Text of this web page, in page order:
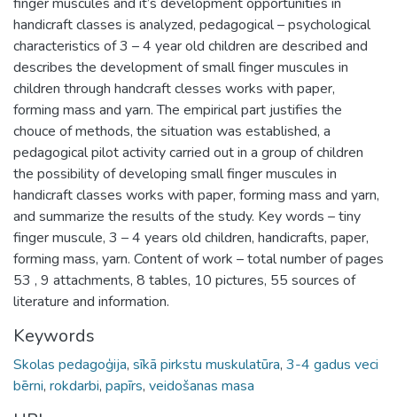
handicraft classes is analyzed, pedagogical – psychological
characteristics of 3 – 4 year old children are described and
describes the development of small finger muscules in
children through handcraft clesses works with paper,
forming mass and yarn. The empirical part justifies the
chouce of methods, the situation was established, a
pedagogical pilot activity carried out in a group of children
the possibility of developing small finger muscules in
handicraft classes works with paper, forming mass and yarn,
and summarize the results of the study. Key words – tiny
finger muscule, 3 – 4 years old children, handicrafts, paper,
forming mass, yarn. Content of work – total number of pages
53 , 9 attachments, 8 tables, 10 pictures, 55 sources of
literature and information.
Keywords
Skolas pedagoģija, sīkā pirkstu muskulatūra, 3-4 gadus veci
bērni, rokdarbi, papīrs, veidošanas masa